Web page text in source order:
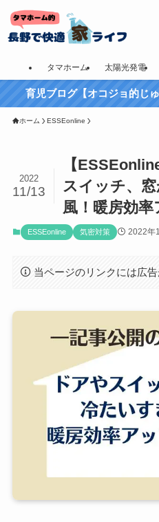
タマホーム 太陽光発電
育児ブログ【オコジョ的じ
ホーム ESSEonline
【
スイッチ、
風！暖房効率
2022
11/13
ESSEonline 気密対策 2022年
当ページのリンクには広告